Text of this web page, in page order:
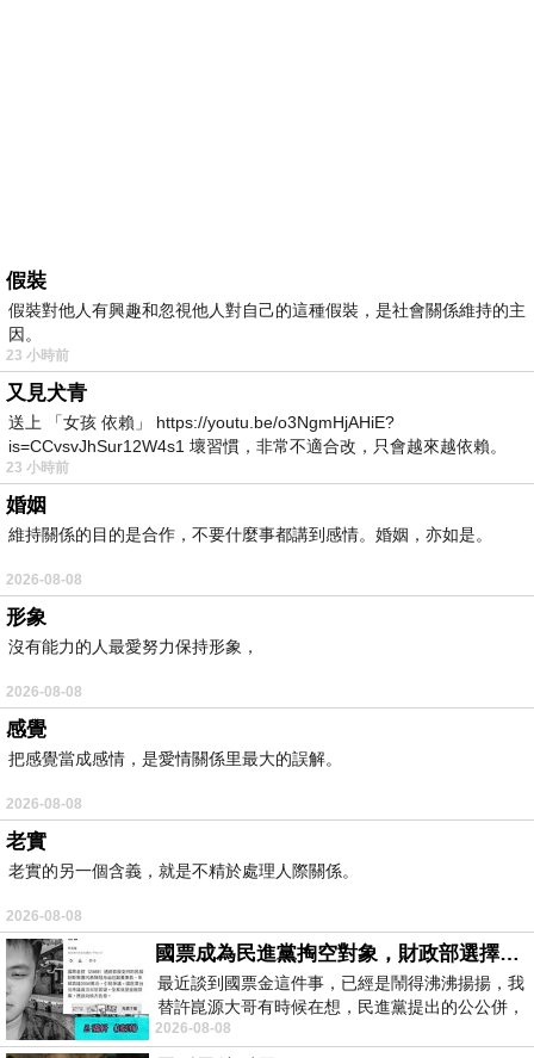
假裝
假裝對他人有興趣和忽視他人對自己的這種假裝，是社會關係維持的主
因。
23 小時前
又見犬青
送上 「女孩 依賴」 https://youtu.be/o3NgmHjAHiE?
is=CCvsvJhSur12W4s1 壞習慣，非常不適合改，只會越來越依賴。
我害怕的
23 小時前
婚姻
維持關係的目的是合作，不要什麼事都講到感情。婚姻，亦如是。
2026-08-08
形象
沒有能力的人最愛努力保持形象，
2026-08-08
感覺
把感覺當成感情，是愛情關係里最大的誤解。
2026-08-08
老實
老實的另一個含義，就是不精於處理人際關係。
2026-08-08
國票成為民進黨掏空對象，財政部選擇性失憶
最近談到國票金這件事，已經是鬧得沸沸揚揚，我
替許崑源大哥有時候在想，民進黨提出的公公併，
其實就是想要國庫通黨庫，鬧出最大的醜
2026-08-08